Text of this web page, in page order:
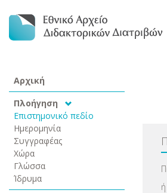
Αρχική
Πλοήγηση
Επιστημονικό πεδίο
Ημερομηνία
Συγγραφέας
Χώρα
Γλώσσα
Ίδρυμα